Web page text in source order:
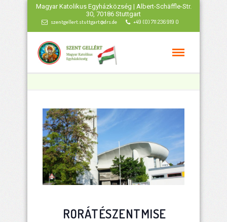
Magyar Katolikus Egyházközség | Albert-Schäffle-Str.
30, 70186 Stuttgart
szentgellert.stuttgart@drs.de +49 (0) 711 236 919 0
RORÁTÉSZENTMISE